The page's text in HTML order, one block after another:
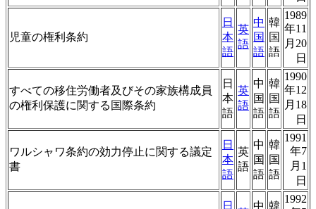
児童の権利条約
日
本
語
英
語
中
国
語
韓
国
語
1989
年11
月20
日
すべての移住労働者及びその家族構成員
の権利保護に関する国際条約
日
本
語
英
語
中
国
語
韓
国
語
1990
年12
月18
日
ワルシャワ条約の効力停止に関する議定
書
日
本
語
英
語
中
国
語
韓
国
語
1991
年7
月1
日
日
中 韓
1992